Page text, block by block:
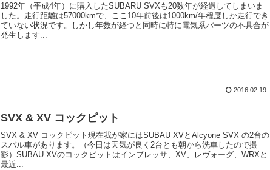
1992年（平成4年）に購入したSUBARU SVXも20数年が経過してしまいま
した。走行距離は57000kmで、ここ10年前後は1000km/年程度しか走行でき
ていない状況です。しかし年数が経つと同時に特に電気系パーツの不具合が
発生します...
2016.02.19
SVX & XV コックピット
SVX & XV コックピット現在我が家にはSUBAU XVとAlcyone SVX の2台の
スバル車があります。（今日は天気が良く2台とも朝から洗車したので撮
影）SUBAU XVのコックピットはインプレッサ、XV、レヴォーグ、WRXと
最近...